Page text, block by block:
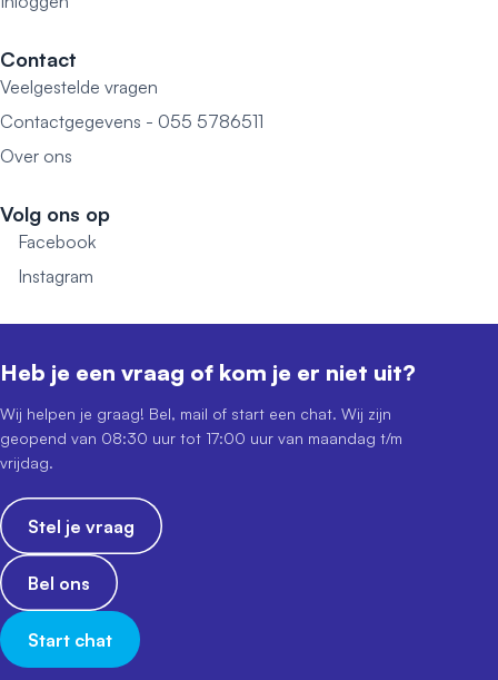
Contact
Veelgestelde vragen
Contactgegevens - 055 5786511
Over ons
Volg ons op
Facebook
Instagram
Heb je een vraag of kom je er niet uit?
Wij helpen je graag! Bel, mail of start een chat. Wij zijn
geopend van 08:30 uur tot 17:00 uur van maandag t/m
vrijdag.
Stel je vraag
Bel ons
Start chat